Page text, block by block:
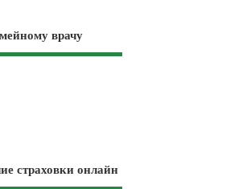
врачу
страховки онлайн